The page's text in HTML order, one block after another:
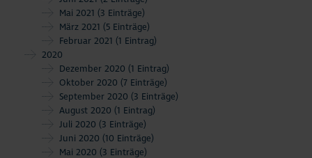
Mai 2021 (3 Einträge)
März 2021 (5 Einträge)
Februar 2021 (1 Eintrag)
2020
Dezember 2020 (1 Eintrag)
Oktober 2020 (7 Einträge)
September 2020 (3 Einträge)
August 2020 (1 Eintrag)
Juli 2020 (3 Einträge)
Juni 2020 (10 Einträge)
Mai 2020 (3 Einträge)